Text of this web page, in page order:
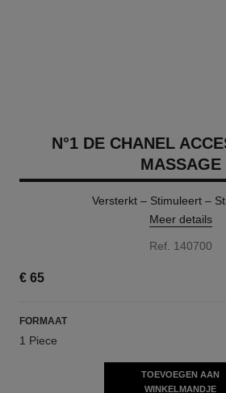
N°1 DE CHANEL
MASSAGE
Versterkt – Stimuleert –
Meer details
Ref. 140700
€ 65
FORMAAT
1 Piece
TOEVOEGEN AAN
WINKELMANDJE